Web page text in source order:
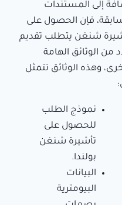
إلى المستندات
فإن الحصول على
شنغن يتطلب تقديم
من الوثائق الهامة
وهذه الوثائق تتمثل
نموذج الطلب
للحصول على
تأشيرة شنغن
بولندا.
البيانات
البيومترية